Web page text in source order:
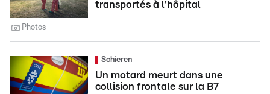
transportés à l'hôpital
Photos
Schieren
Un motard meurt dans une
collision frontale sur la B7